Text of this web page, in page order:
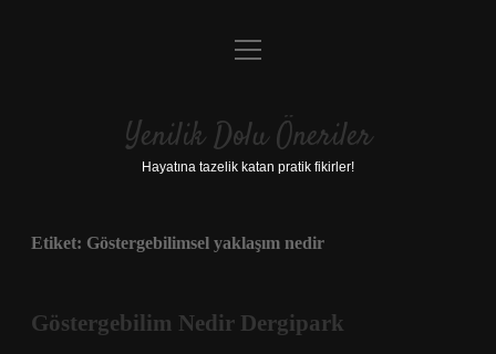
Anasayfa
Yasal Uyarı
menüyü
Yenilik Dolu Öneriler
Hayatına tazelik katan pratik fikirler!
Etiket: Göstergebilimsel yaklaşım nedir
Göstergebilim Nedir Dergipark